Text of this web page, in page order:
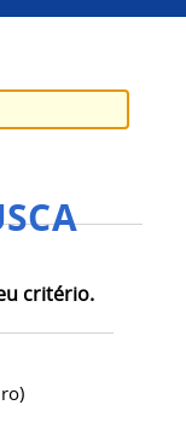
critério.